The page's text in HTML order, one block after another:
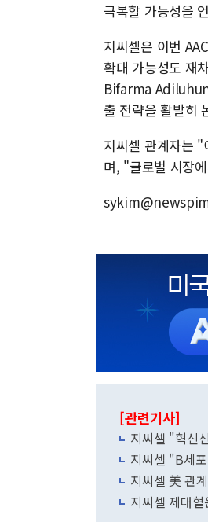
극복할 가능성을
지씨셀은 이번
확대 가능성도 재
Bifarma
출 전략을 활발히
지씨셀 관계자는
며, "글로벌 시장
[관련기사]
지씨셀 "혁신
지씨셀 "B세
지씨셀 美 관
지씨셀 제대